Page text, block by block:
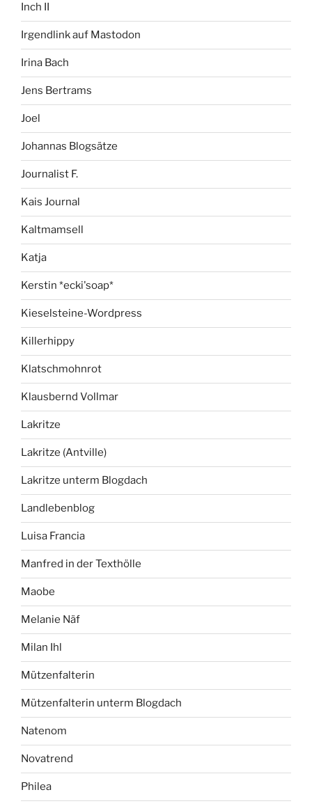
Inch II
Irgendlink auf Mastodon
Irina Bach
Jens Bertrams
Joel
Johannas Blogsätze
Journalist F.
Kais Journal
Kaltmamsell
Katja
Kerstin *ecki'soap*
Kieselsteine-Wordpress
Killerhippy
Klatschmohnrot
Klausbernd Vollmar
Lakritze
Lakritze (Antville)
Lakritze unterm Blogdach
Landlebenblog
Luisa Francia
Manfred in der Texthölle
Maobe
Melanie Näf
Milan Ihl
Mützenfalterin
Mützenfalterin unterm Blogdach
Natenom
Novatrend
Philea